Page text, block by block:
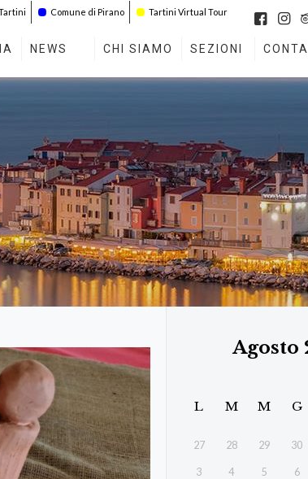
Comune di Pirano Tartini Virtual Tour
NEWS CHI SIAMO SEZIONI
Agosto
L M M G
27 28 29 30
3 4 5 6